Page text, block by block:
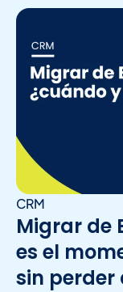
CRM
Migrar de
es el
sin perder